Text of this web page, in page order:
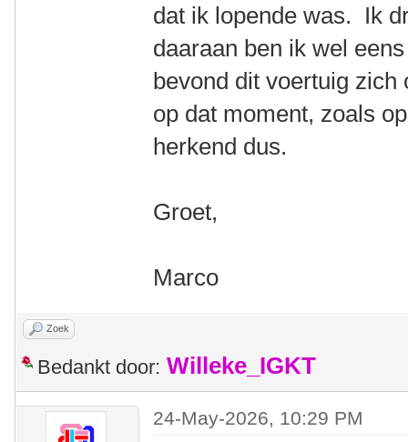
dat ik lopende was. Ik
daaraan ben ik wel
bevond dit voertuig zich
op dat moment, zoals
herkend dus.
Groet,
Marco
Zoek
Bedankt door: Willeke_IGKT
24-May-2026, 10:29 PM